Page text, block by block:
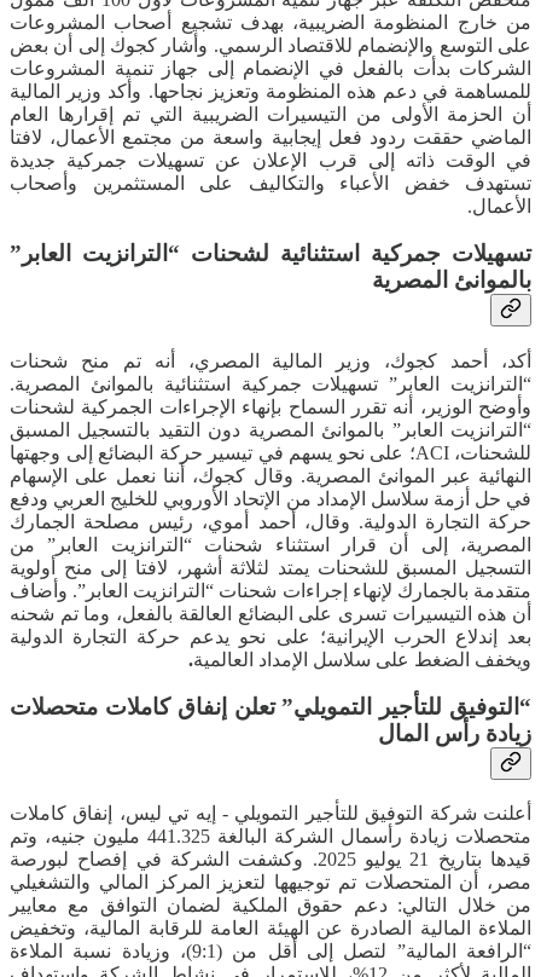
من خارج المنظومة الضريبية، بهدف تشجيع أصحاب المشروعات
على التوسع والإنضمام للاقتصاد الرسمي. وأشار كجوك إلى أن بعض
الشركات بدأت بالفعل في الإنضمام إلى جهاز تنمية المشروعات
للمساهمة في دعم هذه المنظومة وتعزيز نجاحها. وأكد وزير المالية
أن الحزمة الأولى من التيسيرات الضريبية التي تم إقرارها العام
الماضي حققت ردود فعل إيجابية واسعة من مجتمع الأعمال، لافتا
في الوقت ذاته إلى قرب الإعلان عن تسهيلات جمركية جديدة
تستهدف خفض الأعباء والتكاليف على المستثمرين وأصحاب
الأعمال.
تسهيلات جمركية استثنائية لشحنات “الترانزيت العابر”
بالموانئ المصرية
أكد، أحمد كجوك، وزير المالية المصري، أنه تم منح شحنات
“الترانزيت العابر” تسهيلات جمركية استثنائية بالموانئ المصرية.
وأوضح الوزير، أنه تقرر السماح بإنهاء الإجراءات الجمركية لشحنات
“الترانزيت العابر” بالموانئ المصرية دون التقيد بالتسجيل المسبق
للشحنات، ACI؛ على نحو يسهم في تيسير حركة البضائع إلى وجهتها
النهائية عبر الموانئ المصرية. وقال كجوك، أننا نعمل على الإسهام
في حل أزمة سلاسل الإمداد من الإتحاد الأوروبي للخليج العربي ودفع
حركة التجارة الدولية. وقال، أحمد أموي، رئيس مصلحة الجمارك
المصرية، إلى أن قرار استثناء شحنات “الترانزيت العابر” من
التسجيل المسبق للشحنات يمتد لثلاثة أشهر، لافتا إلى منح أولوية
متقدمة بالجمارك لإنهاء إجراءات شحنات “الترانزيت العابر”. وأضاف
أن هذه التيسيرات تسرى على البضائع العالقة بالفعل، وما تم شحنه
بعد إندلاع الحرب الإيرانية؛ على نحو يدعم حركة التجارة الدولية
ويخفف الضغط على سلاسل الإمداد العالمية.
“التوفيق للتأجير التمويلي” تعلن إنفاق كاملات متحصلات
زيادة رأس المال
أعلنت شركة التوفيق للتأجير التمويلي - إيه تي ليس، إنفاق كاملات
متحصلات زيادة رأسمال الشركة البالغة 441.325 مليون جنيه، وتم
قيدها بتاريخ 21 يوليو 2025. وكشفت الشركة في إفصاح لبورصة
مصر، أن المتحصلات تم توجيهها لتعزيز المركز المالي والتشغيلي
من خلال التالي: دعم حقوق الملكية لضمان التوافق مع معايير
الملاءة المالية الصادرة عن الهيئة العامة للرقابة المالية، وتخفيض
“الرافعة المالية” لتصل إلى أقل من (9:1)، وزيادة نسبة الملاءة